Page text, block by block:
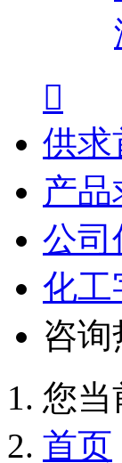

供求
产品
公司
化工
咨询
您当
首页